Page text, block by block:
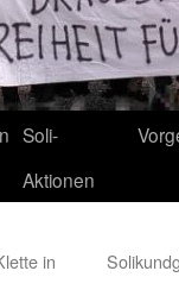
Soli-
Aktionen
in